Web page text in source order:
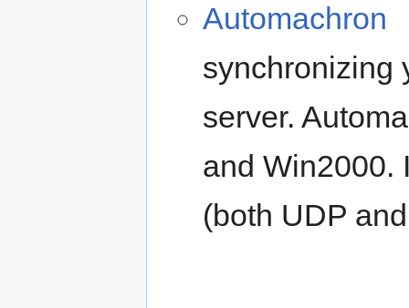
Automachron
synchronizing
server.
and Win2000.
(both UDP